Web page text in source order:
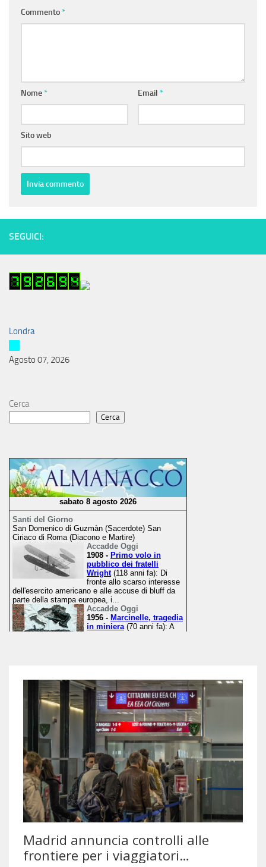
Commento*
Nome* Email *
Sito web
SEGUICI:
Londra
Agosto 07, 2026
Cerca
Cerca